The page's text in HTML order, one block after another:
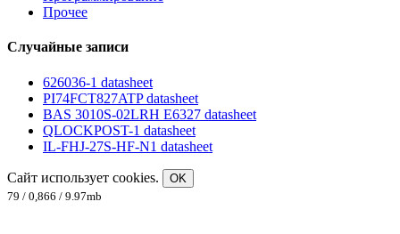
Прочее
Случайные записи
626036-1 datasheet
PI74FCT827ATP datasheet
BAS 3010S-02LRH E6327 datasheet
QLOCKPOST-1 datasheet
IL-FHJ-27S-HF-N1 datasheet
Сайт использует cookies.
OK
79 / 0,866 / 9.97mb